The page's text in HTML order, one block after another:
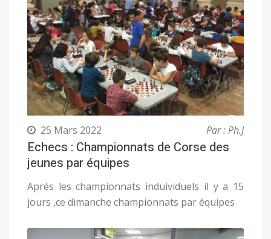
25 Mars 2022 Par : Ph.J
Echecs : Championnats de Corse des
jeunes par équipes
Aprés les championnats induividuels il y a 15
jours ,ce dimanche championnats par équipes